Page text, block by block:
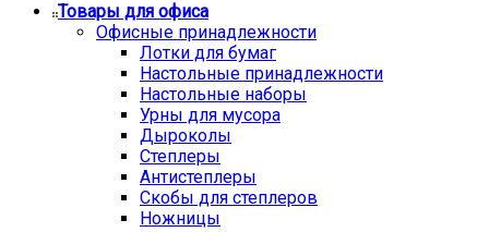
Товары для офиса
Офисные принадлежности
Лотки для бумаг
Настольные принадлежности
Настольные наборы
Урны для мусора
Дыроколы
Степлеры
Антистеплеры
Скобы для степлеров
Ножницы